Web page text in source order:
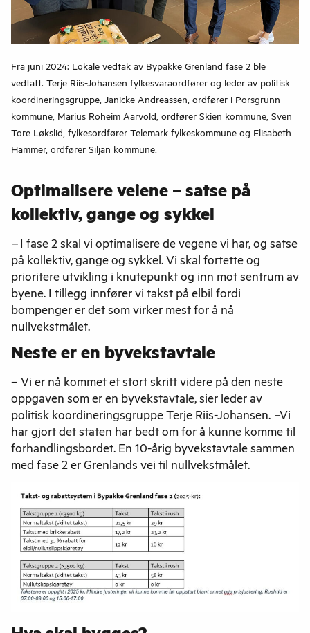
Fra juni 2024: Lokale vedtak av Bypakke Grenland fase 2 ble
vedtatt. Terje Riis-Johansen fylkesvaraordfører og leder av politisk
koordineringsgruppe, Janicke Andreassen, ordfører i Porsgrunn
kommune, Marius Roheim Aarvold, ordfører Skien kommune, Sven
Tore Løkslid, fylkesordfører Telemark fylkeskommune og Elisabeth
Hammer, ordfører Siljan kommune.
Optimalisere veiene – satse på
kollektiv, gange og sykkel
– I fase 2 skal vi optimalisere de vegene vi har, og satse
på kollektiv, gange og sykkel. Vi skal fortette og
prioritere utvikling i knutepunkt og inn mot sentrum av
byene. I tillegg innfører vi takst på elbil fordi
bompenger er det som virker mest for å nå
nullvekstmålet.
Neste er en byvekstavtale
– Vi er nå kommet et stort skritt videre på den neste
oppgaven som er en byvekstavtale, sier leder av
politisk koordineringsgruppe Terje Riis-Johansen. –Vi
har gjort det staten har bedt om for å kunne komme til
forhandlingsbordet. En 10-årig byvekstavtale sammen
med fase 2 er Grenlands vei til nullvekstmålet.